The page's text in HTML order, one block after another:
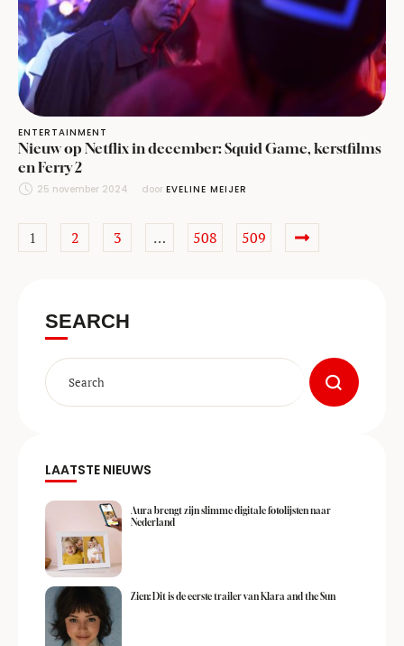
ENTERTAINMENT
Nieuw op Netflix in december: Squid Game, kerstfilms
en Ferry 2
25 november 2024 door EVELINE MEIJER
1 2 3 … 508 509
SEARCH
LAATSTE NIEUWS
Aura brengt zijn slimme digitale fotolijsten naar
Nederland
Zien: Dit is de eerste trailer van Klara and the Sun